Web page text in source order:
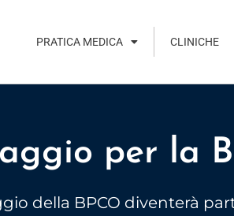
PRATICA MEDICA CLINICHE
per la
della BPCO diventerà